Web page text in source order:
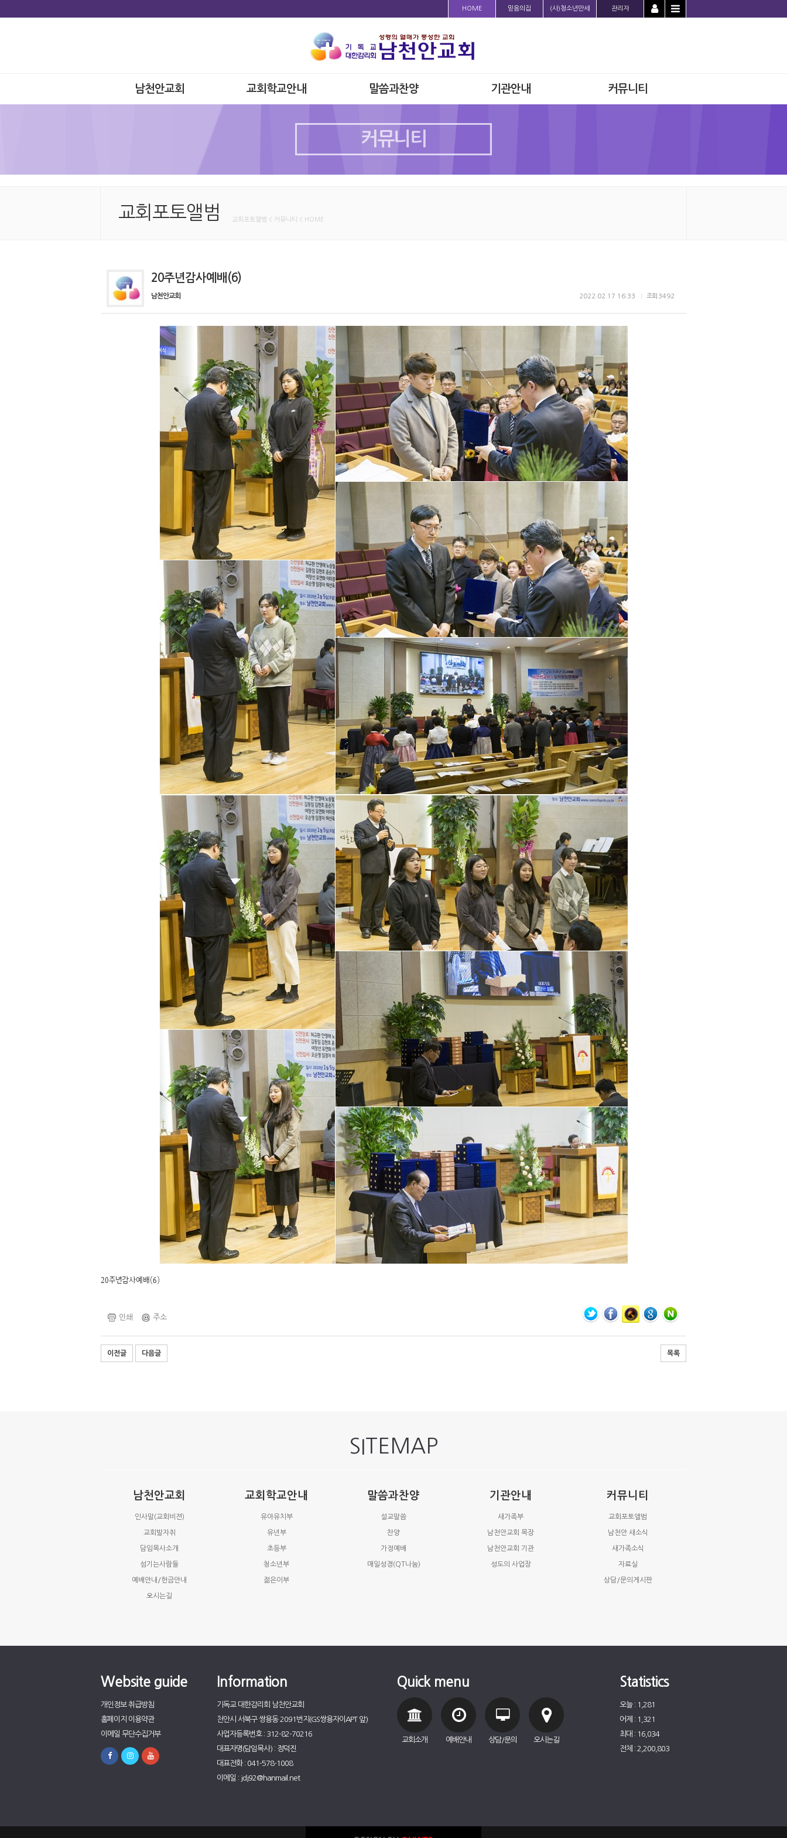
HOME 믿음의집 (사)청소년만세 관리자
남천안교회 교회학교안내 말씀과찬양 기관안내 커뮤니티
커뮤니티
교회포토앨범 교회포토앨범 < 커뮤니티 < HOME
20주년감사예배(6)
남천안교회 조회 3492
2022.02.17 16:33
20주년감사예배(6)
인쇄 주소
이전글 다음글 목록
SITEMAP
남천안교회
인사말(교회비젼)
교회발자취
담임목사소개
섬기는사람들
예배안내/헌금안내
오시는길
교회학교안내
유아유치부
유년부
초등부
청소년부
젊은이부
말씀과찬양
설교말씀
찬양
가정예배
매일성경(QT나눔)
기관안내
새가족부
남천안교회 목장
남천안교회 기관
성도의 사업장
커뮤니티
교회포토앨범
남천안 새소식
새가족소식
자료실
상담/문의게시판
Website guide
개인정보 취급방침
홈페이지 이용약관
이메일 무단수집거부
Information
기독교 대한감리회 남천안교회
천안시 서북구 쌍용동 2091번지(GS쌍용자이APT 앞)
사업자등록번호 : 312-82-70216
대표자명(담임목사) : 정덕진
대표전화 : 041-578-1008
이메일 : jdj92@hanmail.net
Quick menu
교회소개 예배안내 상담/문의 오시는길
Statistics
오늘 : 1,281
어제 : 1,321
최대 : 16,034
전체 : 2,200,803